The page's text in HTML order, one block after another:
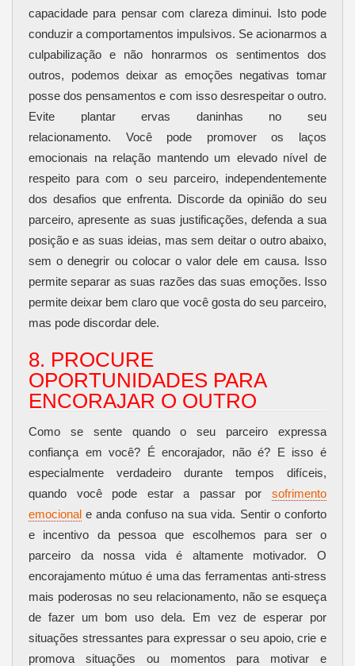
capacidade para pensar com clareza diminui. Isto pode
conduzir a comportamentos impulsivos. Se acionarmos a
culpabilização e não honrarmos os sentimentos dos
outros, podemos deixar as emoções negativas tomar
posse dos pensamentos e com isso desrespeitar o outro.
Evite plantar ervas daninhas no seu
relacionamento. Você pode promover os laços
emocionais na relação mantendo um elevado nível de
respeito para com o seu parceiro, independentemente
dos desafios que enfrenta. Discorde da opinião do seu
parceiro, apresente as suas justificações, defenda a sua
posição e as suas ideias, mas sem deitar o outro abaixo,
sem o denegrir ou colocar o valor dele em causa. Isso
permite separar as suas razões das suas emoções. Isso
permite deixar bem claro que você gosta do seu parceiro,
mas pode discordar dele.
8. PROCURE
OPORTUNIDADES PARA
ENCORAJAR O OUTRO
Como se sente quando o seu parceiro expressa
confiança em você? É encorajador, não é? E isso é
especialmente verdadeiro durante tempos difíceis,
quando você pode estar a passar porsofrimento
emocionale anda confuso na sua vida. Sentir o conforto
e incentivo da pessoa que escolhemos para ser o
parceiro da nossa vida é altamente motivador. O
encorajamento mútuo é uma das ferramentas anti-stress
mais poderosas no seu relacionamento, não se esqueça
de fazer um bom uso dela. Em vez de esperar por
situações stressantes para expressar o seu apoio, crie e
promova situações ou momentos para motivar e